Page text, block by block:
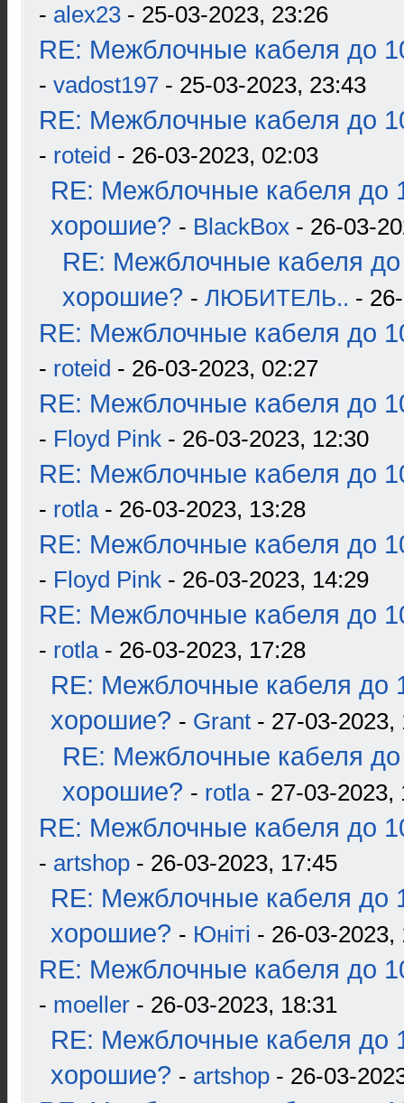
- alex23 - 25-03-2023, 23:26
RE: Межблочные кабеля до
- vadost197 - 25-03-2023, 23:43
RE: Межблочные кабеля до
- roteid - 26-03-2023, 02:03
RE: Межблочные кабеля до
хорошие? - BlackBox - 26-03-
RE: Межблочные кабеля до
хорошие? - ЛЮБИТЕЛЬ.. -
RE: Межблочные кабеля до
- roteid - 26-03-2023, 02:27
RE: Межблочные кабеля до
- Floyd Pink - 26-03-2023, 12:30
RE: Межблочные кабеля до
- rotla- 26-03-2023, 13:28
RE: Межблочные кабеля до
- Floyd Pink - 26-03-2023, 14:29
RE: Межблочные кабеля до
- rotla- 26-03-2023, 17:28
RE: Межблочные кабеля до
хорошие? - Grant - 27-03-2023,
RE: Межблочные кабеля до
хорошие? - rotla- 27-03-2023,
RE: Межблочные кабеля до
- artshop - 26-03-2023, 17:45
RE: Межблочные кабеля до
хорошие? - Юнiтi - 26-03-2023,
RE: Межблочные кабеля до
- moeller - 26-03-2023, 18:31
RE: Межблочные кабеля до
хорошие? - artshop - 26-03-